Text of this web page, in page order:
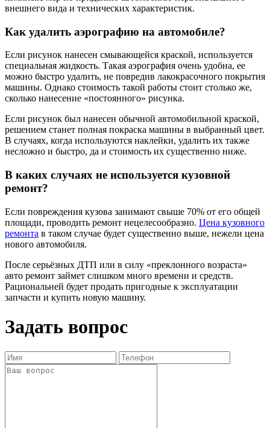
внешнего вида и технических характеристик.
Как удалить аэрографию на автомобиле?
Если рисунок нанесен смывающейся краской, используется
специальная жидкость. Такая аэрография очень удобна, ее
можно быстро удалить, не повредив лакокрасочного покрытия
машины. Однако стоимость такой работы стоит столько же,
сколько нанесение «постоянного» рисунка.
Если рисунок был нанесен обычной автомобильной краской,
решением станет полная покраска машины в выбранный цвет.
В случаях, когда используются наклейки, удалить их также
несложно и быстро, да и стоимость их существенно ниже.
В каких случаях не используется кузовной
ремонт?
Если повреждения кузова занимают свыше 70% от его общей
площади, проводить ремонт нецелесообразно. Цена кузовного
ремонта в таком случае будет существенно выше, нежели цена
нового автомобиля.
После серьёзных ДТП или в силу «преклонного возраста»
авто ремонт займет слишком много времени и средств.
Рациональней будет продать пригодные к эксплуатации
запчасти и купить новую машину.
Задать вопрос